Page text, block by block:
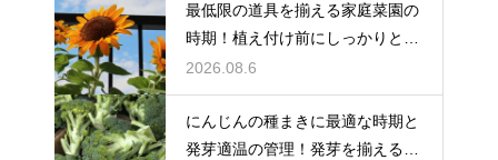
最低限の道具を揃える家庭菜園の
時期！植え付け前にしっかりと準
備をする
2026.08.6
にんじんの種まきに最適な時期と
発芽適温の管理！発芽を揃えるコ